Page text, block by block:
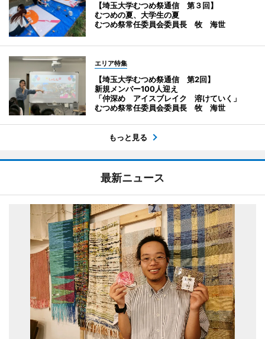
【埼玉大学むつめ祭通信 第３回】
むつめの夏、大学生の夏
むつめ祭常任委員会委員長 牧 海世
エリア特集
【埼玉大学むつめ祭通信 第2回】
新規メンバー100人迎え
「仲深め アイスブレイク 溶けていく」
むつめ祭常任委員会委員長 牧 海世
もっと見る
最新ニュース